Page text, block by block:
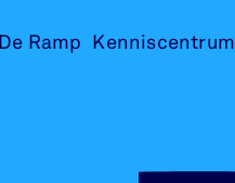
De Ramp Kenniscentrum